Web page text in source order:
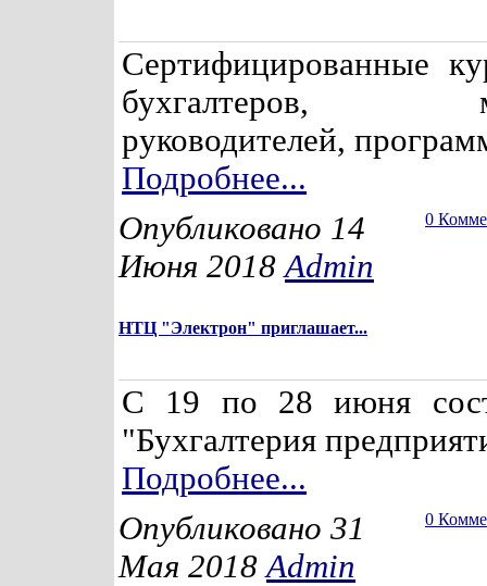
Сертифицированные
бухгалтеров,
руководителей,
Подробнее...
0
Опубликовано 14
Июня 2018Admin
НТЦ "Электрон" приглашает...
С 19 по 28 июня
"Бухгалтерия
Подробнее...
0
Опубликовано 31
Мая 2018Admin